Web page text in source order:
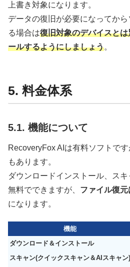
上書き対象になります。
データの復旧が必要になってか
る場合は復旧対象のデバイスと
ールするようにしましょう。
5. 料金体系
5.1. 機能について
RecoveryFox AIは有料ソフトで
もあります。
ダウンロードインストール、ス
無料でできますが、 ファイル復
になります。
機能
ダウンロード＆インストール
スキャン(クイックスキャン＆AIスキャン)